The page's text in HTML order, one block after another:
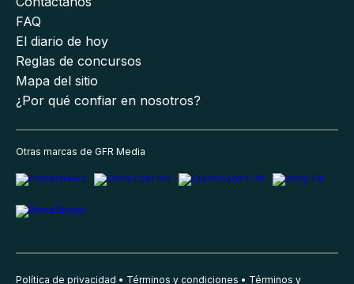
FAQ
El diario de hoy
Reglas de concursos
Mapa del sitio
¿Por qué confiar en nosotros?
Otras marcas de GFR Media
Política de privacidad Términos y condiciones Términos y